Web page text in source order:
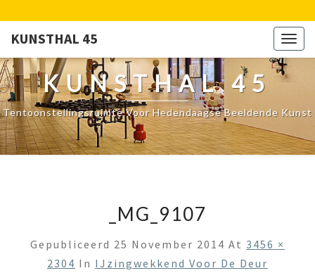
KUNSTHAL 45
KUNSTHAL 45
Tentoonstellingsruimte Voor Hedendaagse Beeldende Kunst
_MG_9107
Gepubliceerd 25 November 2014 At 3456 ×
2304 In IJzingwekkend Voor De Deur